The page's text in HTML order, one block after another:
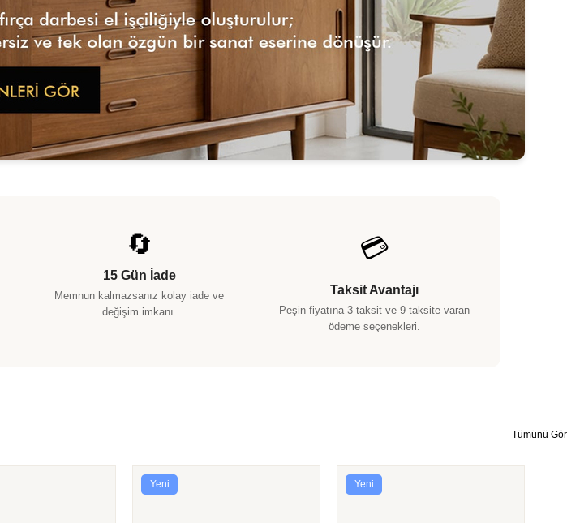
🔄
15 Gün İade
Memnun kalmazsanız kolay iade ve
değişim imkanı.
💳
Taksit Avantajı
Peşin fiyatına 3 taksit ve 9 taksite varan
ödeme seçenekleri.
Tümünü Gör